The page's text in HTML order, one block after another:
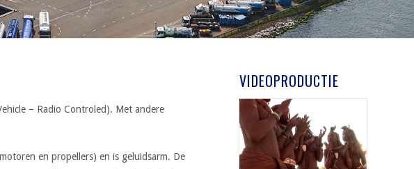
– Radio Controled). Met andere
en propellers) en is geluidsarm. De
VIDEOPRODUCTIE